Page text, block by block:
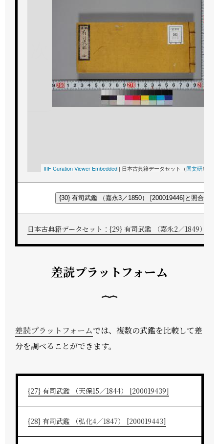
IIIF Curation Viewer Embedded | 日本古典籍データセット（国文研所蔵）
{30} 有司武鑑 （嘉永3／1850） [200019446]と照合する
日本古典籍データセット：{29} 有司武鑑 （嘉永2／1849）
差読プラットフォーム
差読プラットフォームでは、複数の武鑑を比較して差
分を調べることができます。
{27} 有司武鑑 （天保15／1844） [200019439]
{28} 有司武鑑 （弘化4／1847） [200019443]